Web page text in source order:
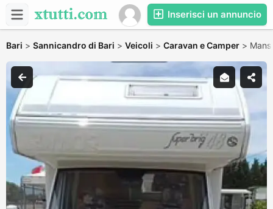
Inserisci un annuncio
Bari > Sannicandro di Bari > Veicoli > Caravan e Camper >